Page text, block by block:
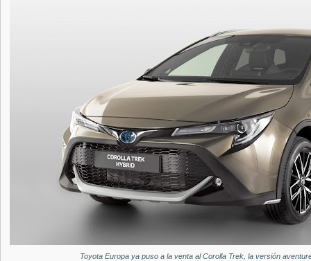
Toyota Europa ya puso a la venta al Corolla Trek, la versión